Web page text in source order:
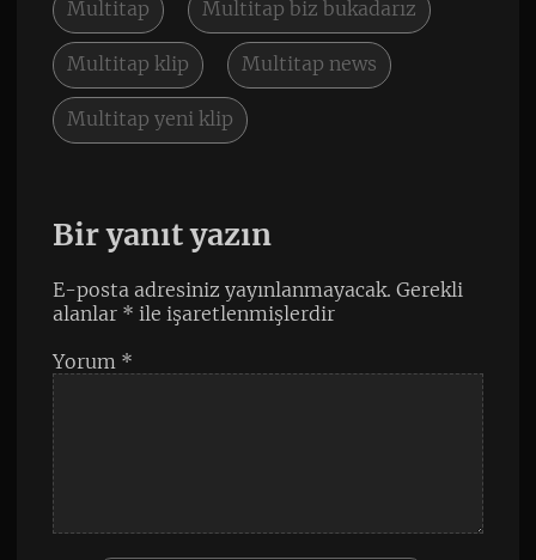
Multitap Multitap biz bukadarız
Multitap klip Multitap news
Multitap yeni klip
Bir yanıt yazın
E-posta adresiniz yayınlanmayacak. Gerekli
alanlar * ile işaretlenmişlerdir
Yorum *